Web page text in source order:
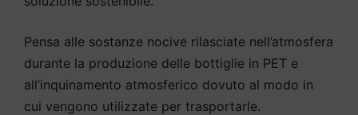
Pensa alle sostanze nocive rilasciate nell’atmosfera
durante la produzione delle bottiglie in PET e
all’inquinamento atmosferico dovuto al modo in
cui vengono utilizzate per trasportarle.